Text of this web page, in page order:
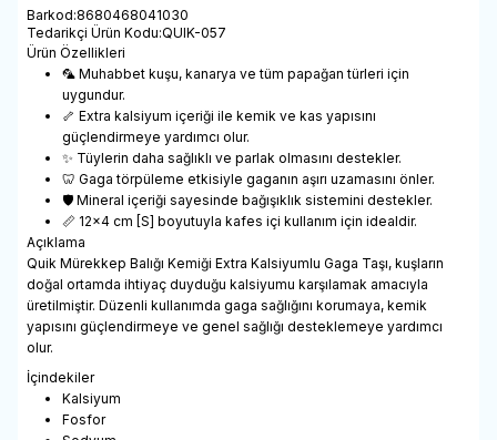
Barkod:8680468041030
Tedarikçi Ürün Kodu:QUIK-057
Ürün Özellikleri
🦜 Muhabbet kuşu, kanarya ve tüm papağan türleri için
uygundur.
🦴 Extra kalsiyum içeriği ile kemik ve kas yapısını
güçlendirmeye yardımcı olur.
✨ Tüylerin daha sağlıklı ve parlak olmasını destekler.
🦷 Gaga törpüleme etkisiyle gaganın aşırı uzamasını önler.
🛡️ Mineral içeriği sayesinde bağışıklık sistemini destekler.
📏 12x4 cm [S] boyutuyla kafes içi kullanım için idealdir.
Açıklama
Quik Mürekkep Balığı Kemiği Extra Kalsiyumlu Gaga Taşı, kuşların
doğal ortamda ihtiyaç duyduğu kalsiyumu karşılamak amacıyla
üretilmiştir. Düzenli kullanımda gaga sağlığını korumaya, kemik
yapısını güçlendirmeye ve genel sağlığı desteklemeye yardımcı
olur.
İçindekiler
Kalsiyum
Fosfor